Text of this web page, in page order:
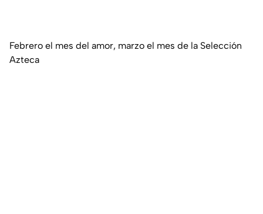
Febrero el mes del amor, marzo el mes de la Selección
Azteca